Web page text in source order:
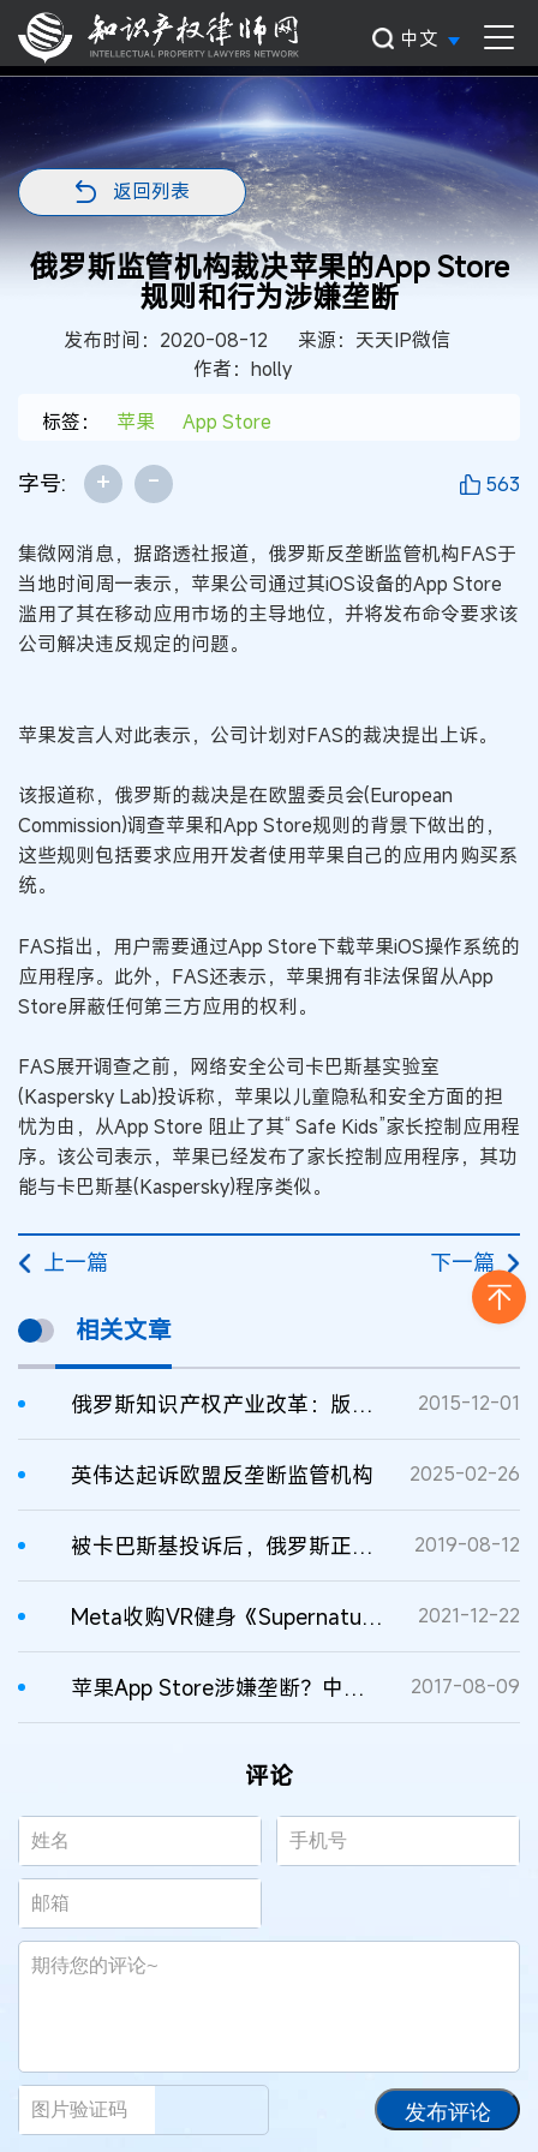
中文
返回列表
俄罗斯监管机构裁决苹果的App Store
规则和行为涉嫌垄断
发布时间：2020-08-12
来源：天天IP微信
作者：holly
标签：
苹果 App Store
字号: + - 563
集微网消息，据路透社报道，俄罗斯反垄断监管机构FAS于
当地时间周一表示，苹果公司通过其iOS设备的App Store
滥用了其在移动应用市场的主导地位，并将发布命令要求该
公司解决违反规定的问题。
苹果发言人对此表示，公司计划对FAS的裁决提出上诉。
该报道称，俄罗斯的裁决是在欧盟委员会(European
Commission)调查苹果和App Store规则的背景下做出的，
这些规则包括要求应用开发者使用苹果自己的应用内购买系
统。
FAS指出，用户需要通过App Store下载苹果iOS操作系统的
应用程序。此外，FAS还表示，苹果拥有非法保留从App
Store屏蔽任何第三方应用的权利。
FAS展开调查之前，网络安全公司卡巴斯基实验室
(Kaspersky Lab)投诉称，苹果以儿童隐私和安全方面的担
忧为由，从App Store 阻止了其“ Safe Kids”家长控制应用程
序。该公司表示，苹果已经发布了家长控制应用程序，其功
能与卡巴斯基(Kaspersky)程序类似。
上一篇 下一篇
相关文章
俄罗斯知识产权产业改革：版税计划和新的超级监管机构 2015-12-01
英伟达起诉欧盟反垄断监管机构 2025-02-26
被卡巴斯基投诉后，俄罗斯正在调查苹果是否垄断 2019-08-12
Meta收购VR健身《Supernatural》团队被美国反垄断监管机构介入调查 2021-12-22
苹果App Store涉嫌垄断？中国开发者集体举报 2017-08-09
评论
发布评论